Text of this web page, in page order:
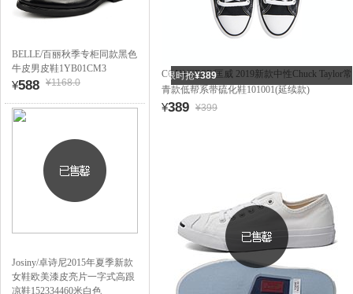
BELLE/百丽秋季专柜同款黑色
牛皮男皮鞋1YB01CM3
¥588 ¥1168.0
Josiny/卓诗尼2015年夏季新款
女鞋欧美漆皮亮片一字式高跟
凉鞋152334460米白色
限时抢¥389
CONVERSE/匡威 2019新款中性Chuck Taylor常
青款低帮系带硫化鞋101001(延续款)
¥389 ¥399